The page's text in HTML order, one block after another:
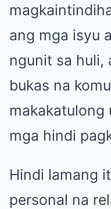
ang mga isyu
ngunit sa huli,
bukas na
makakatulong
mga hindi
Hindi lamang
personal na